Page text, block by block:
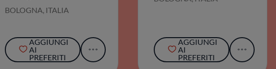
BOLOGNA, ITALIA
AGGIUNGI
AI
PREFERITI
AGGIUNGI
AI
PREFERITI